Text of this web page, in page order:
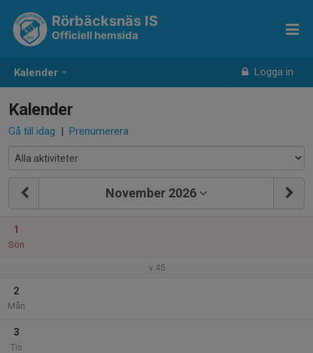
Kalender Logga in
Rörbäcksnäs IS
Officiell hemsida
Kalender
Gå till idag | Prenumerera
November 2026
1
Sön
v.45
2
Mån
3
Tis